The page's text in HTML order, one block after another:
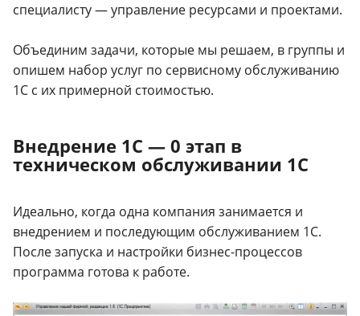
специалисту — управление ресурсами и проектами.
Объединим задачи, которые мы решаем, в группы и
опишем набор услуг по сервисному обслуживанию
1С с их примерной стоимостью.
Внедрение 1С — 0 этап в
техническом обслуживании 1С
Идеально, когда одна компания занимается и
внедрением и последующим обслуживанием 1С.
После запуска и настройки бизнес-процессов
программа готова к работе.